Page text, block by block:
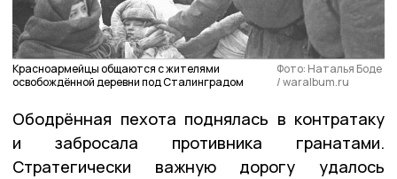
Красноармейцы общаются с жителями
освобождённой деревни под Сталинградом
Фото: Наталья Боде
/ waralbum.ru
Ободрённая пехота поднялась в контратаку
и забросала противника гранатами.
Стратегически важную дорогу удалось